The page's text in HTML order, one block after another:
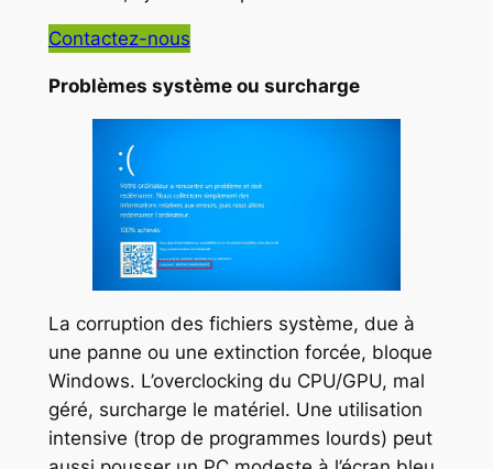
Contactez-nous
Problèmes système ou surcharge
La corruption des fichiers système, due à
une panne ou une extinction forcée, bloque
Windows. L’overclocking du CPU/GPU, mal
géré, surcharge le matériel. Une utilisation
intensive (trop de programmes lourds) peut